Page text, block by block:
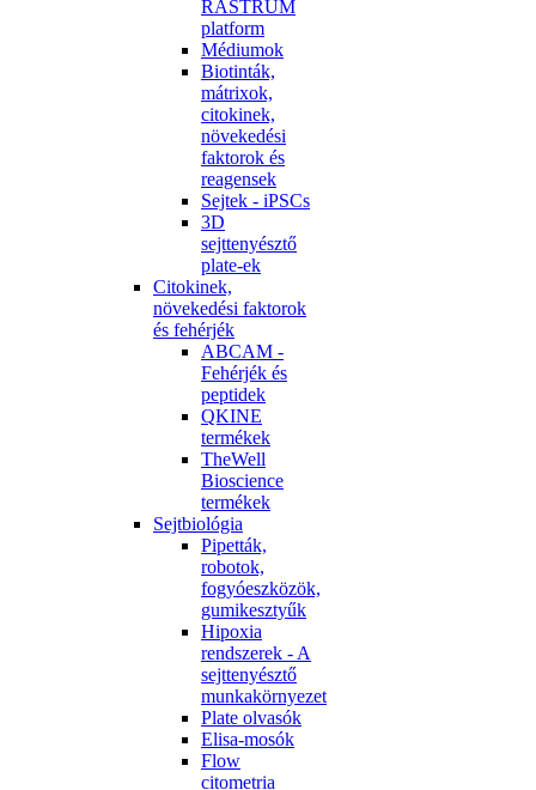
RASTRUM
platform
Médiumok
Biotinták,
mátrixok,
citokinek,
növekedési
faktorok és
reagensek
Sejtek - iPSCs
3D
sejttenyésztő
plate-ek
Citokinek,
növekedési faktorok
és fehérjék
ABCAM -
Fehérjék és
peptidek
QKINE
termékek
TheWell
Bioscience
termékek
Sejtbiológia
Pipetták,
robotok,
fogyóeszközök,
gumikesztyűk
Hipoxia
rendszerek - A
sejttenyésztő
munkakörnyezet
Plate olvasók
Elisa-mosók
Flow
citometria